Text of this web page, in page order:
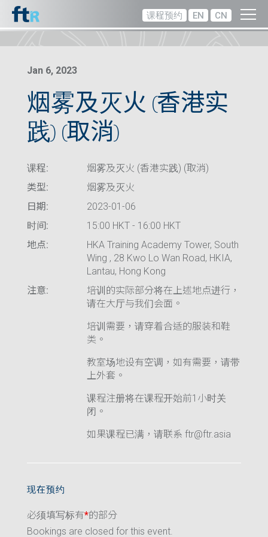
课程预约 EN CN
Jan 6, 2023
烟雾及灭火 (香港实
践) (取消)
课程:
烟雾及灭火 (香港实践) (取消)
类型:
烟雾及灭火
日期:
2023-01-06
时间:
15:00 HKT - 16:00 HKT
地点:
HKA Training Academy Tower, South
Wing , 28 Kwo Lo Wan Road, HKIA,
Lantau, Hong Kong
注意:
培训的实际部分将在上述地点进行，
请在大厅与我们会面。
培训需要，请穿着合适的服装和鞋
类。
教室场地设有空调，如有需要，请带
上外套。
课程注册将在课程开始前1小时关
闭。
如果课程已满，请联系 ftr@ftr.asia
现在预约
必须填写标有*的部分
Bookings are closed for this event.